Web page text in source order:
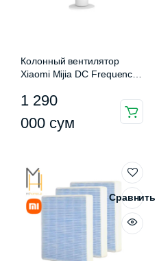
Колонный вентилятор
Xiaomi Mijia DC Frequency
(BPTS01DM)
1 290
000 сум
Сравнить